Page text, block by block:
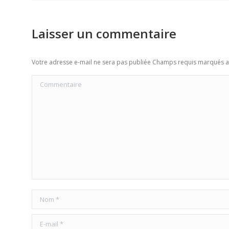
Laisser un commentaire
Votre adresse e-mail ne sera pas publiée Champs requis marqués
Commentaire
Nom *
E-mail *